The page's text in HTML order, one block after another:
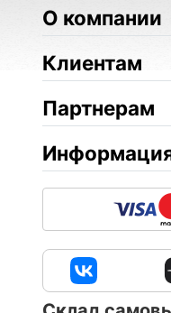
О компании
Клиентам
Партнерам